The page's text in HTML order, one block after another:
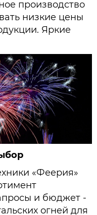
производство
низкие цены
Яркие
«Феерия»
и бюджет -
огней для